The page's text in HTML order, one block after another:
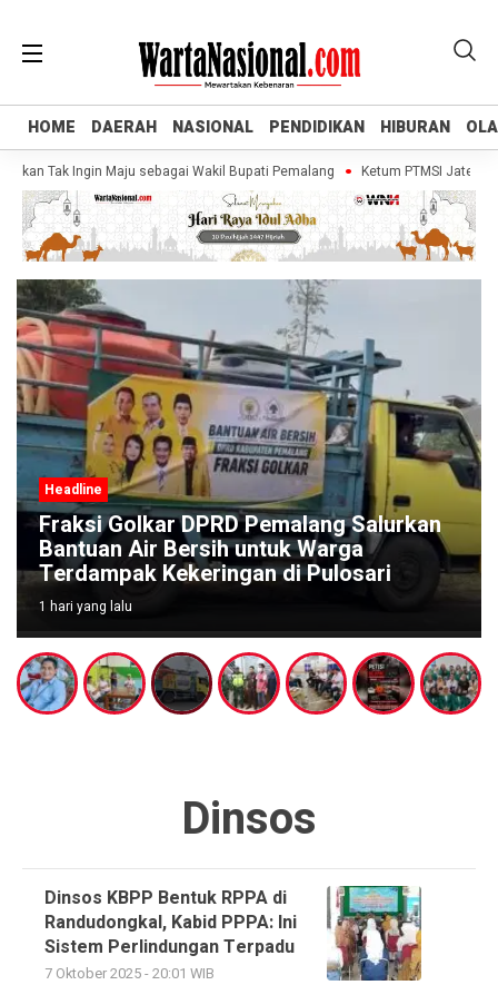
HOME DAERAH NASIONAL PENDIDIKAN HIBURAN
HOME DAERAH NASIONAL PENDIDIKAN HIBURAN
Tak Ingin Maju sebagai Wakil Bupati Pemalang Ketum PTMSI Jateng
Headline
Fraksi Golkar DPRD Pemalang Salurkan
Bantuan Air Bersih untuk Warga
Terdampak Kekeringan di Pulosari
1 hari yang lalu
Dinsos
Dinsos KBPP Bentuk RPPA di
Randudongkal, Kabid PPPA: Ini
Sistem Perlindungan Terpadu
7 Oktober 2025 - 20:01 WIB